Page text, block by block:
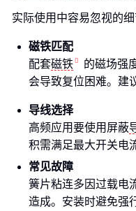
实际使用中容易忽视的细
磁铁匹配
配套磁铁
的磁场强
会导致复位困难。建
导线选择
高频应用要使用屏蔽
积需满足最大开关电
常见故障
簧片粘连多因过载电
造成。安装时避免强